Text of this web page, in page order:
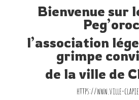
Bienvenue sur
l’association
grimpe
de la ville de
https://www.ville-